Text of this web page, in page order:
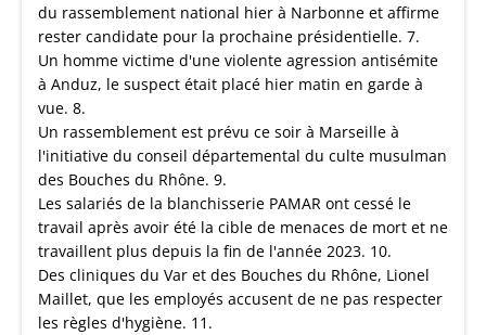
du rassemblement national hier à Narbonne et affirme
rester candidate pour la prochaine présidentielle. 7.
Un homme victime d'une violente agression antisémite
à Anduz, le suspect était placé hier matin en garde à
vue. 8.
Un rassemblement est prévu ce soir à Marseille à
l'initiative du conseil départemental du culte musulman
des Bouches du Rhône. 9.
Les salariés de la blanchisserie PAMAR ont cessé le
travail après avoir été la cible de menaces de mort et ne
travaillent plus depuis la fin de l'année 2023. 10.
Des cliniques du Var et des Bouches du Rhône, Lionel
Maillet, que les employés accusent de ne pas respecter
les règles d'hygiène. 11.